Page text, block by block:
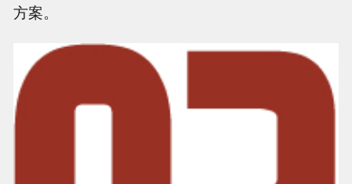
方案。